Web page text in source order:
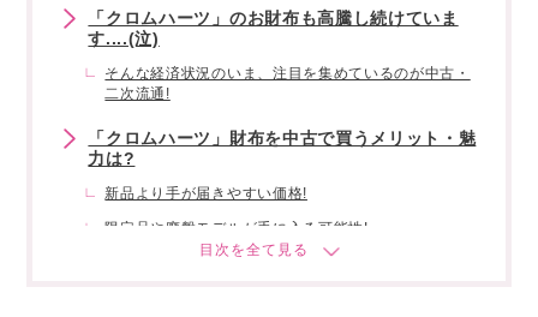
「クロムハーツ」のお財布も高騰し続けていま
す....(泣)
そんな経済状況のいま、注目を集めているのが中古・
二次流通!
「クロムハーツ」財布を中古で買うメリット・魅
力は?
新品より手が届きやすい価格!
限定品や廃盤モデルが手に入る可能性!
味のある風合いを楽しめること!